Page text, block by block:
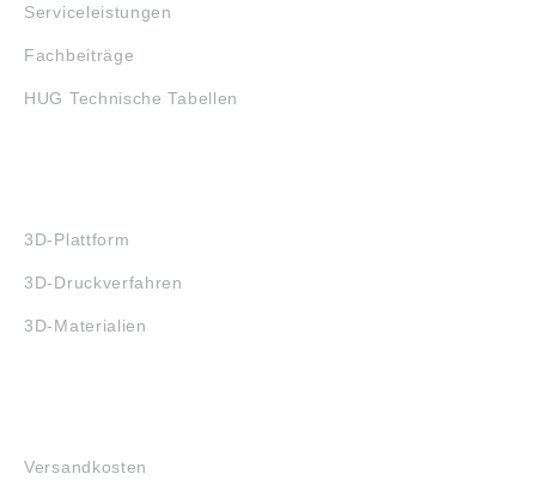
Serviceleistungen
Fachbeiträge
HUG Technische Tabellen
3D-Plattform
3D-Druckverfahren
3D-Materialien
Versandkosten